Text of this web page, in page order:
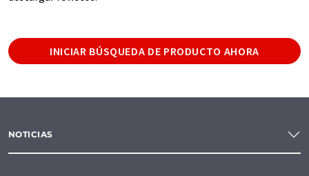
INICIAR BÚSQUEDA DE PRODUCTO AHORA
NOTICIAS